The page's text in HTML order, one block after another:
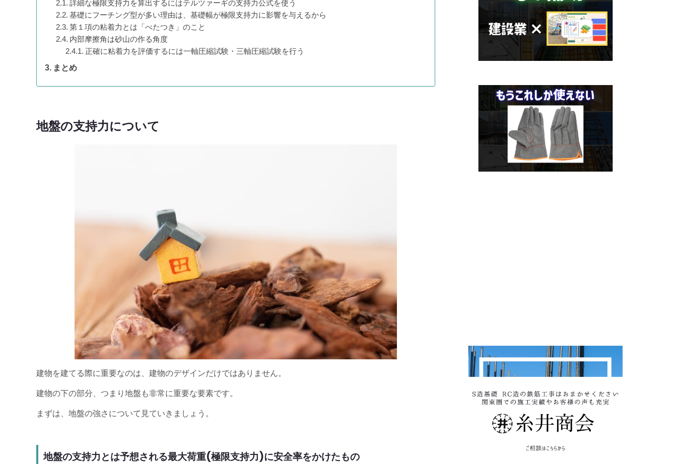
詳細な極限支持力を算出するにはテルツァーギの支持力公式を使う
基礎にフーチング型が多い理由は、基礎幅が極限支持力に影響を与えるから
第１項の粘着力とは「べたつき」のこと
内部摩擦角は砂山の作る角度
正確に粘着力を評価するには一軸圧縮試験・三軸圧縮試験を行う
まとめ
地盤の支持力について
建物を建てる際に重要なのは、建物のデザインだけではありません。
建物の下の部分、つまり地盤も非常に重要な要素です。
まずは、地盤の強さについて見ていきましょう。
地盤の支持力とは予想される最大荷重(極限支持力)に安全率をかけたもの